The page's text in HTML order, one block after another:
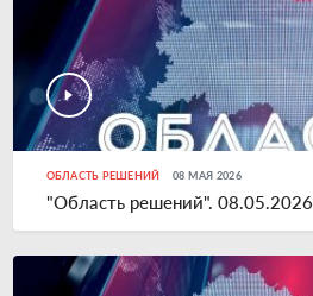
ОБЛАСТЬ РЕШЕНИЙ 08 МАЯ 2026
"Область решений". 08.05.2026